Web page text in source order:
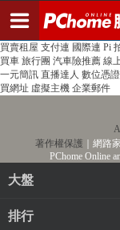
PChome首頁 線上購物 24h
買賣租屋 支付連 國際連 Pi
買車 旅行團 汽車險推薦 線
一元簡訊 直播達人 數位憑證
買網址 虛擬主機 企業郵件
著作權保護 ｜網路
PChome Online
大盤
排行